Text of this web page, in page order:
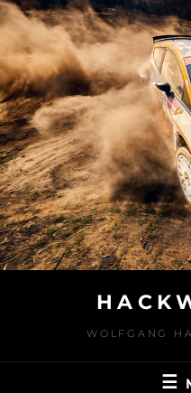
Skip
to
content
WOLFGANG